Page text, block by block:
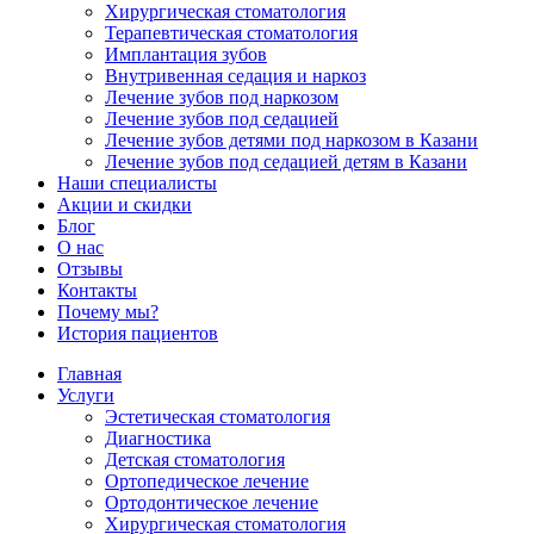
Хирургическая стоматология
Терапевтическая стоматология
Имплантация зубов
Внутривенная седация и наркоз
Лечение зубов под наркозом
Лечение зубов под седацией
Лечение зубов детями под наркозом в Казани
Лечение зубов под седацией детям в Казани
Наши специалисты
Акции и скидки
Блог
О нас
Отзывы
Контакты
Почему мы?
История пациентов
Главная
Услуги
Эстетическая стоматология
Диагностика
Детская стоматология
Ортопедическое лечение
Ортодонтическое лечение
Хирургическая стоматология